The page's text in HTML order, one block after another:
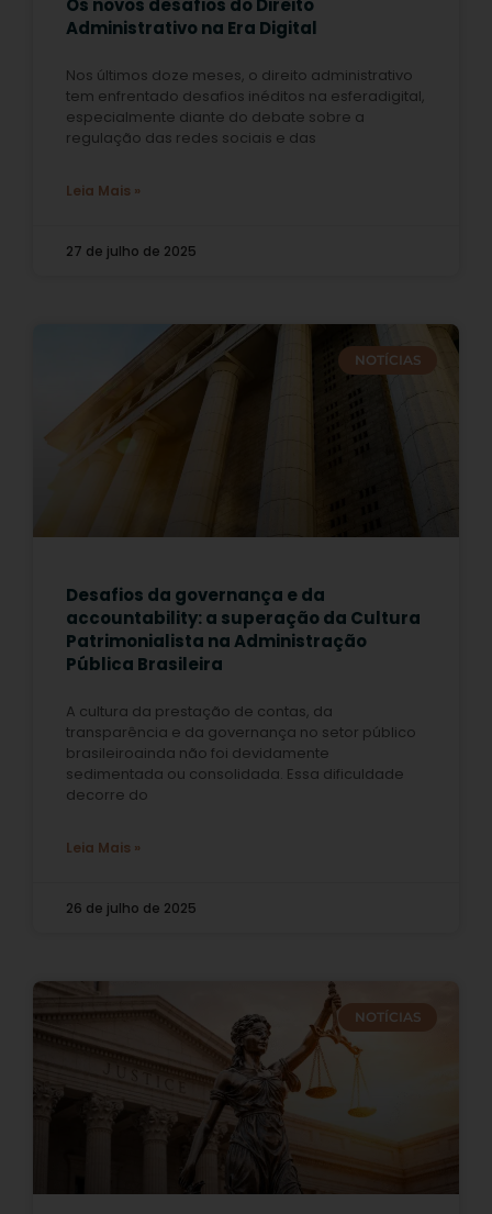
Administrativo na Era Digital
Nos últimos doze meses, o direito administrativo
tem enfrentado desafios inéditos na esferadigital,
especialmente diante do debate sobre a
regulação das redes sociais e das
Leia Mais »
27 de julho de 2025
NOTÍCIAS
Desafios da governança e da
accountability: a superação da Cultura
Patrimonialista na Administração
Pública Brasileira
A cultura da prestação de contas, da
transparência e da governança no setor público
brasileiroainda não foi devidamente
sedimentada ou consolidada. Essa dificuldade
decorre do
Leia Mais »
26 de julho de 2025
NOTÍCIAS